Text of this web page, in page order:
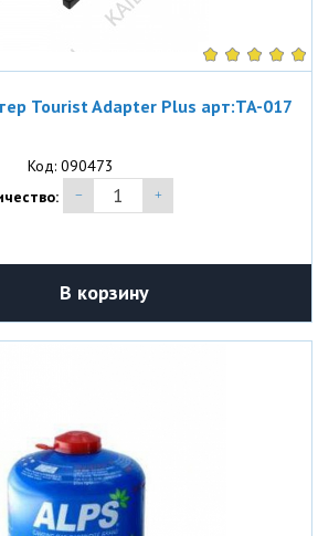
Tourist Adapter Plus арт:TA-017
Код: 090473
В корзину